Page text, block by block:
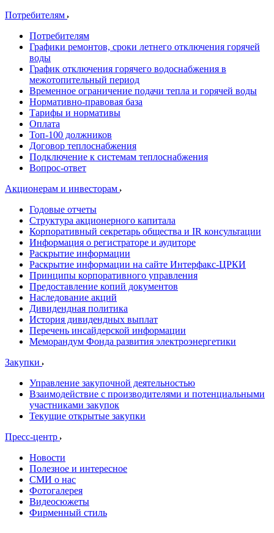
Потребителям
Потребителям
Графики ремонтов, сроки летнего отключения горячей
воды
График отключения горячего водоснабжения в
межотопительный период
Временное ограничение подачи тепла и горячей воды
Нормативно-правовая база
Тарифы и нормативы
Оплата
Топ-100 должников
Договор теплоснабжения
Подключение к системам теплоснабжения
Вопрос-ответ
Акционерам и инвесторам
Годовые отчеты
Структура акционерного капитала
Корпоративный секретарь общества и IR консультации
Информация о регистраторе и аудиторе
Раскрытие информации
Раскрытие информации на сайте Интерфакс-ЦРКИ
Принципы корпоративного управления
Предоставление копий документов
Наследование акций
Дивидендная политика
История дивидендных выплат
Перечень инсайдерской информации
Меморандум Фонда развития электроэнергетики
Закупки
Управление закупочной деятельностью
Взаимодействие с производителями и потенциальными
участниками закупок
Текущие открытые закупки
Пресс-центр
Новости
Полезное и интересное
СМИ о нас
Фотогалерея
Видеосюжеты
Фирменный стиль